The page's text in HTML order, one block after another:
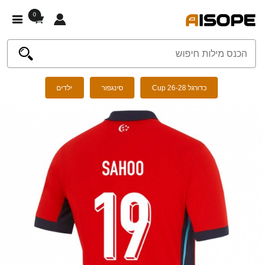
0
כדורגל Cup 26-28 סינגפור ילדים